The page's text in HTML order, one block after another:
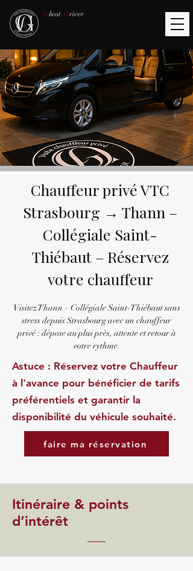
Ghost Driver
Chauffeur privé VTC
Strasbourg → Thann –
Collégiale Saint-
Thiébaut – Réservez
votre chauffeur
Visitez Thann – Collégiale Saint-Thiébaut sans
stress depuis Strasbourg avec un chauffeur
privé : dépose au plus près, attente et retour à
votre rythme.
Astuce : Réservez votre Chauffeur
à l'avance pour bénéficier de tarifs
préférentiels et garantir la
disponibilité du véhicule souhaité.
faire ma réservation
Itinéraire & points
d’intérêt